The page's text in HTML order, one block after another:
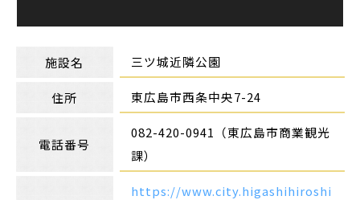
施設名 三ツ城近隣公園
住所 東広島市西条中央7-24
電話番号
082-420-0941（東広島市商業観光
課）
https://www.city.higashihiroshi